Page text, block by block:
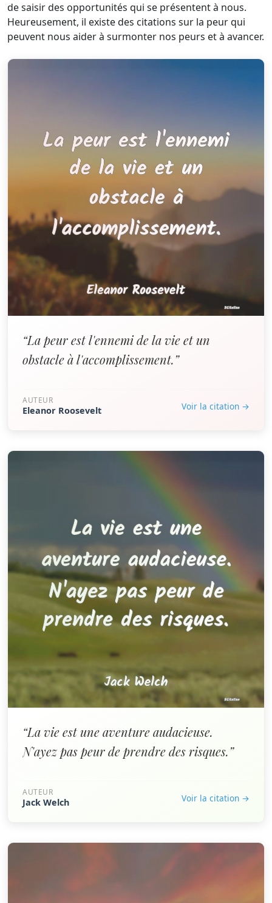
de saisir des opportunités qui se présentent à nous.
Heureusement, il existe des citations sur la peur qui
peuvent nous aider à surmonter nos peurs et à avancer.
“La peur est l'ennemi de la vie et un
obstacle à l'accomplissement.”
AUTEUR
Eleanor Roosevelt Voir la citation →
“La vie est une aventure audacieuse.
N'ayez pas peur de prendre des risques.”
AUTEUR
Jack Welch Voir la citation →